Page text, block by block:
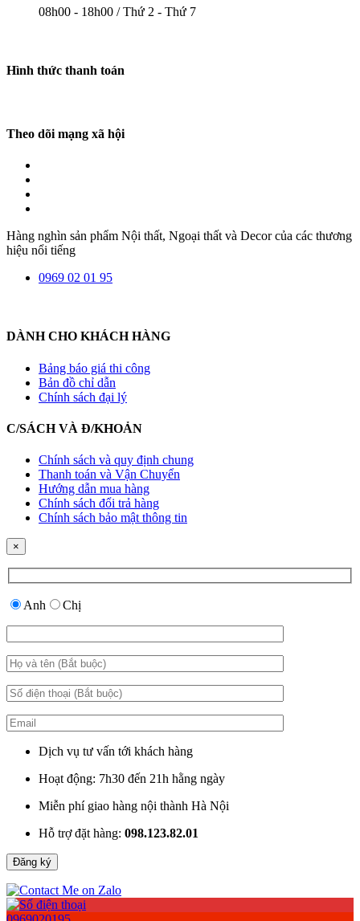
08h00 - 18h00 / Thứ 2 - Thứ 7
Hình thức thanh toán
Theo dõi mạng xã hội
Hàng nghìn sản phẩm Nội thất, Ngoại thất và Decor của các thương
hiệu nổi tiếng
0969 02 01 95
DÀNH CHO KHÁCH HÀNG
Bảng báo giá thi công
Bản đồ chỉ dẫn
Chính sách đại lý
C/SÁCH VÀ Đ/KHOẢN
Chính sách và quy định chung
Thanh toán và Vận Chuyển
Hướng dẫn mua hàng
Chính sách đổi trả hàng
Chính sách bảo mật thông tin
×
Anh Chị
Dịch vụ tư vấn tới khách hàng
Hoạt động: 7h30 đến 21h hằng ngày
Miễn phí giao hàng nội thành Hà Nội
Hỗ trợ đặt hàng: 098.123.82.01